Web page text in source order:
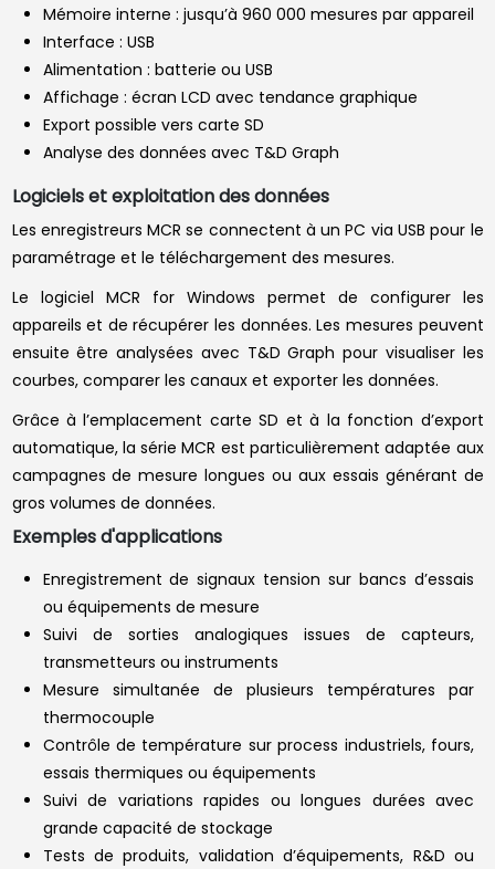
Mémoire interne : jusqu’à 960 000 mesures par appareil
Interface : USB
Alimentation : batterie ou USB
Affichage : écran LCD avec tendance graphique
Export possible vers carte SD
Analyse des données avec T&D Graph
Logiciels et exploitation des données
Les enregistreurs MCR se connectent à un PC via USB pour le
paramétrage et le téléchargement des mesures.
Le logiciel MCR for Windows permet de configurer les
appareils et de récupérer les données. Les mesures peuvent
ensuite être analysées avec T&D Graph pour visualiser les
courbes, comparer les canaux et exporter les données.
Grâce à l’emplacement carte SD et à la fonction d’export
automatique, la série MCR est particulièrement adaptée aux
campagnes de mesure longues ou aux essais générant de
gros volumes de données.
Exemples d'applications
Enregistrement de signaux tension sur bancs d’essais
ou équipements de mesure
Suivi de sorties analogiques issues de capteurs,
transmetteurs ou instruments
Mesure simultanée de plusieurs températures par
thermocouple
Contrôle de température sur process industriels, fours,
essais thermiques ou équipements
Suivi de variations rapides ou longues durées avec
grande capacité de stockage
Tests de produits, validation d’équipements, R&D ou